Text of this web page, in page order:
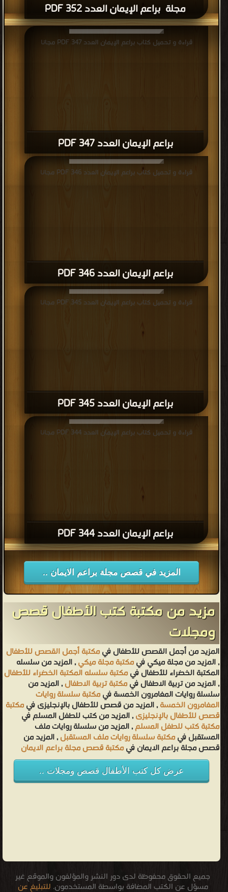
مجلة براعم الإيمان العدد 352 PDF
براعم الإيمان العدد 347 PDF
قراءة و تحميل كتاب براعم الإيمان العدد 347 PDF مجانا
براعم الإيمان العدد 346 PDF
قراءة و تحميل كتاب براعم الإيمان العدد 346 PDF مجانا
براعم الإيمان العدد 345 PDF
قراءة و تحميل كتاب براعم الإيمان العدد 345 PDF مجانا
براعم الإيمان العدد 344 PDF
قراءة و تحميل كتاب براعم الإيمان العدد 344 PDF مجانا
المزيد في قصص مجلة براعم الايمان ..
مزيد من مكتبة كتب الأطفال قصص
ومجلات
المزيد من أجمل القصص للأطفال فيمكتبة أجمل القصص للأطفال
, المزيد من مجلة ميكي فيمكتبة مجلة ميكي, المزيد من سلسله
المكتبة الخضراء للأطفال فيمكتبة سلسله المكتبة الخضراء للأطفال
, المزيد من تربية الاطفال فيمكتبة تربية الاطفال, المزيد من
سلسلة روايات المغامرون الخمسة فيمكتبة سلسلة روايات
المغامرون الخمسة, المزيد من قصص للأطفال بالإنجليزى فيمكتبة
قصص للأطفال بالإنجليزى, المزيد من كتب للطفل المسلم في
مكتبة كتب للطفل المسلم, المزيد من سلسلة روايات ملف
المستقبل فيمكتبة سلسلة روايات ملف المستقبل, المزيد من
قصص مجلة براعم الايمان فيمكتبة قصص مجلة براعم الايمان
عرض كل كتب الأطفال قصص ومجلات ..
جميع الحقوق محفوظة لدى دور النشر والمؤلفون والموقع غير
مسؤل عن الكتب المضافة بواسطة المستخدمون. للتبليغ عن